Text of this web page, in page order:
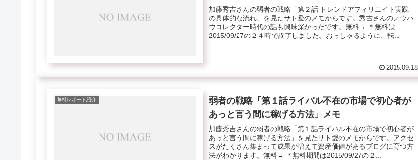
加藤秀吉さんの弱者の戦略「第２話 トレンドアフィリエイト実践
の具体的な流れ」を見たサト愛のメモからです。秀吉さんのノウハ
ウコレクター時代の話も興味深かったです。無料→ ＊無料は
2015/09/27の２４時で終了しました。おっしゃるように、転...
2015.09.18
無料レポート紹介
弱者の戦略「第１話ライバル不在の市場で初心者が
あっと言う間に稼げる方法」メモ
加藤秀吉さんの弱者の戦略「第１話ライバル不在の市場で初心者が
あっと言う間に稼げる方法」を見たサト愛のメモからです。アクセ
スがたくさん集まって成果が増えて資産価値があるブログに育つ方
法がわかります。無料→ ＊無料期間は2015/09/27の２...